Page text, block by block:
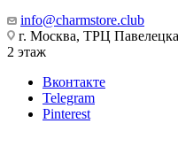
info@charmstore.club
г. Москва, ТРЦ
2 этаж
Вконтакте
Telegram
Pinterest